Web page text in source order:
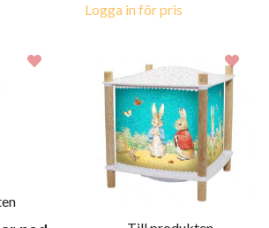
Logga in för pris